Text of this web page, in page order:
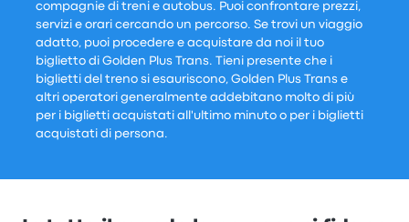
compagnie di treni e autobus. Puoi confrontare prezzi,
servizi e orari cercando un percorso. Se trovi un viaggio
adatto, puoi procedere e acquistare da noi il tuo
biglietto di Golden Plus Trans. Tieni presente che i
biglietti del treno si esauriscono, Golden Plus Trans e
altri operatori generalmente addebitano molto di più
per i biglietti acquistati all'ultimo minuto o per i biglietti
acquistati di persona.